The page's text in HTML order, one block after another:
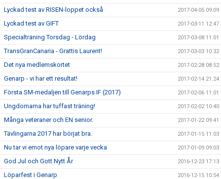
Lyckad test av RISEN-loppet också 2017-04-05 09:09
Lyckad test av GIFT 2017-03-11 12:47
Specialträning Torsdag - Lördag 2017-03-08 11:01
TransGranCanaria - Grattis Laurent! 2017-03-03 10:32
Det nya medlemskortet 2017-02-28 08:52
Genarp - vi har ett resultat! 2017-02-14 21:24
Första SM-medaljen till Genarps IF (2017) 2017-02-06 11:01
Ungdomarna har tuffast träning! 2017-02-02 10:40
Många veteraner och EN senior. 2017-01-22 09:41
Tävlingarna 2017 har börjat bra. 2017-01-15 11:03
Nu tar vi emot nya löpare varje vecka 2017-01-09 09:03
God Jul och Gott Nytt År 2016-12-23 17:13
Löparfest i Genarp 2016-12-15 10:54